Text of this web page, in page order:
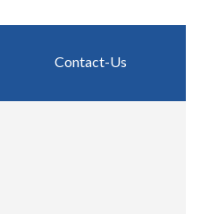
Contact-Us